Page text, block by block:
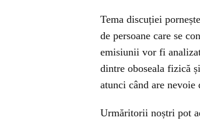
Tema discuției
de persoane care se
emisiunii vor fi
dintre oboseala fizică
atunci când are
Urmăritorii noștri pot